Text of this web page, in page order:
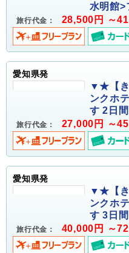
水明館>
旅行代金： 28,500円 ～
愛知県発
▼★【き
ンクホ
す 2日間
旅行代金： 27,000円 ～
愛知県発
▼★【き
ンクホ
す 3日間
旅行代金： 40,000円 ～